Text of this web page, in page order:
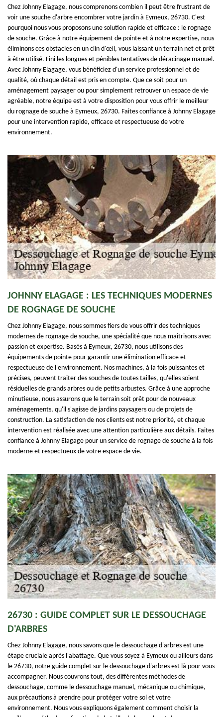
Chez Johnny Elagage, nous comprenons combien il peut être frustrant de
voir une souche d'arbre encombrer votre jardin à Eymeux, 26730. C'est
pourquoi nous vous proposons une solution rapide et efficace : le rognage
de souche. Grâce à notre équipement de pointe et à notre expertise, nous
éliminons ces obstacles en un clin d'œil, vous laissant un terrain net et prêt
à être utilisé. Fini les longues et pénibles tentatives de déracinage manuel.
Avec Johnny Elagage, vous bénéficiez d'un service professionnel et de
qualité, où chaque détail est pris en compte. Que ce soit pour un
aménagement paysager ou pour simplement retrouver un espace de vie
agréable, notre équipe est à votre disposition pour vous offrir le meilleur
du rognage de souche à Eymeux, 26730. Faites confiance à Johnny Elagage
pour une intervention rapide, efficace et respectueuse de votre
environnement.
JOHNNY ELAGAGE : LES TECHNIQUES MODERNES
DE ROGNAGE DE SOUCHE
Chez Johnny Elagage, nous sommes fiers de vous offrir des techniques
modernes de rognage de souche, une spécialité que nous maîtrisons avec
passion et expertise. Basés à Eymeux, 26730, nous utilisons des
équipements de pointe pour garantir une élimination efficace et
respectueuse de l'environnement. Nos machines, à la fois puissantes et
précises, peuvent traiter des souches de toutes tailles, qu'elles soient
résiduelles de grands arbres ou de petits arbustes. Grâce à une approche
minutieuse, nous assurons que le terrain soit prêt pour de nouveaux
aménagements, qu'il s'agisse de jardins paysagers ou de projets de
construction. La satisfaction de nos clients est notre priorité, et chaque
intervention est réalisée avec une attention particulière aux détails. Faites
confiance à Johnny Elagage pour un service de rognage de souche à la fois
moderne et respectueux de votre espace de vie.
26730 : GUIDE COMPLET SUR LE DESSOUCHAGE
D'ARBRES
Chez Johnny Elagage, nous savons que le dessouchage d'arbres est une
étape cruciale après l'abattage. Que vous soyez à Eymeux ou ailleurs dans
le 26730, notre guide complet sur le dessouchage d'arbres est là pour vous
accompagner. Nous couvrons tout, des différentes méthodes de
dessouchage, comme le dessouchage manuel, mécanique ou chimique,
aux précautions à prendre pour protéger votre sol et votre
environnement. Nous vous expliquons également comment choisir la